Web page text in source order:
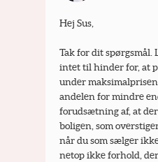
Hej Sus,
Tak for dit
intet til hinder for, at
under
andelen for mindre
forudsætning af, at
boligen, som
når du som sælger
netop ikke forhold,